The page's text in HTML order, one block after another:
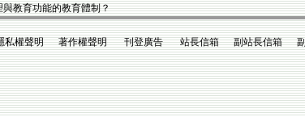
教育功能的教育體制？
權聲明 著作權聲明 刊登廣告 站長信箱 副站長信箱 副